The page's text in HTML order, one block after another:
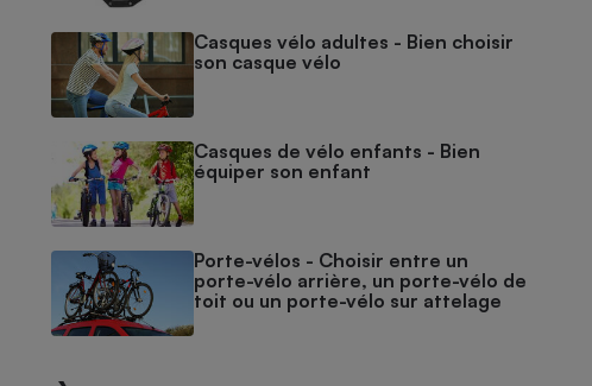
Casques vélo adultes - Bien choisir
son casque vélo
Casques de vélo enfants - Bien
équiper son enfant
Porte-vélos - Choisir entre un
porte-vélo arrière, un porte-vélo de
toit ou un porte-vélo sur attelage